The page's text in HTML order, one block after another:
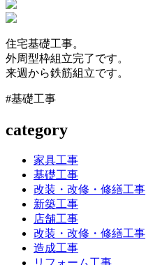
住宅基礎工事。
外周型枠組立完了です。
来週から鉄筋組立です。
#基礎工事
category
家具工事
基礎工事
改装・改修・修繕工事
新築工事
店舗工事
改装・改修・修繕工事
造成工事
リフォーム工事